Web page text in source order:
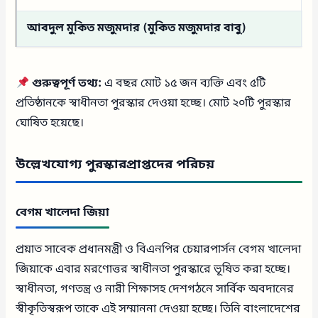
আবদুল মুকিত মজুমদার (মুকিত মজুমদার বাবু)
গুরুত্বপূর্ণ তথ্য: এ বছর মোট ১৫ জন ব্যক্তি এবং ৫টি
প্রতিষ্ঠানকে স্বাধীনতা পুরস্কার দেওয়া হচ্ছে। মোট ২০টি পুরস্কার
ঘোষিত হয়েছে।
উল্লেখযোগ্য পুরস্কারপ্রাপ্তদের পরিচয়
বেগম খালেদা জিয়া
প্রয়াত সাবেক প্রধানমন্ত্রী ও বিএনপির চেয়ারপার্সন বেগম খালেদা
জিয়াকে এবার মরণোত্তর স্বাধীনতা পুরস্কারে ভূষিত করা হচ্ছে।
স্বাধীনতা, গণতন্ত্র ও নারী শিক্ষাসহ দেশগঠনে সার্বিক অবদানের
স্বীকৃতিস্বরূপ তাকে এই সম্মাননা দেওয়া হচ্ছে। তিনি বাংলাদেশের